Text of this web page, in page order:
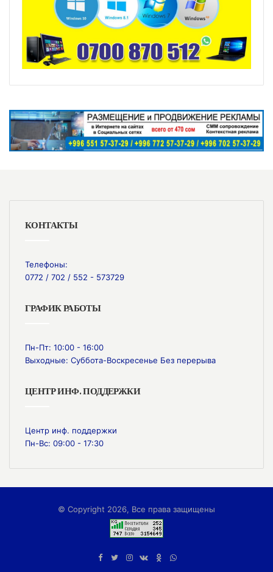
КОНТАКТЫ
Телефоны:
0772 / 702 / 552 - 573729
ГРАФИК РАБОТЫ
Пн-Пт: 10:00 - 16:00
Выходные: Суббота-Воскресенье Без перерыва
ЦЕНТР ИНФ. ПОДДЕРЖКИ
Центр инф. поддержки
Пн-Вс: 09:00 - 17:30
© Copyright 2026, Все права защищены